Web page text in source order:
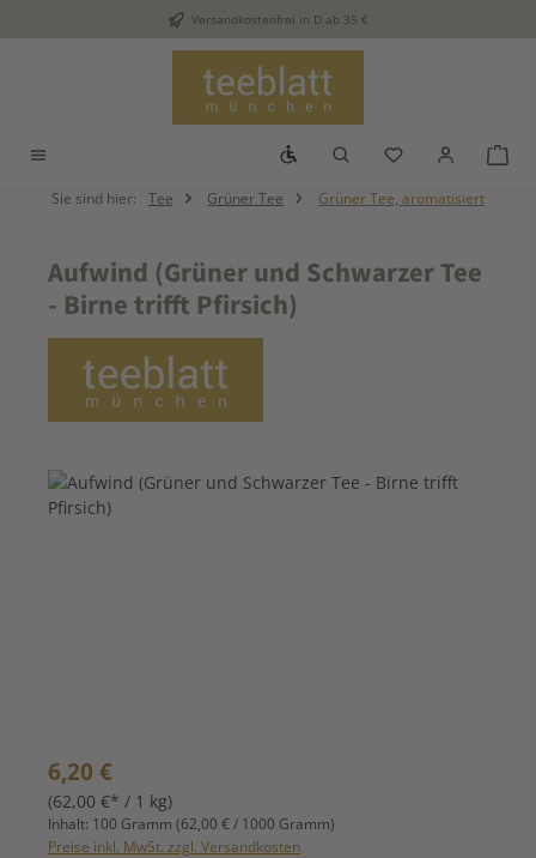
Zum Hauptinhalt springenVersandkostenfrei in D ab 35 €
Werkzeugleiste anzeigen
Du hast 0
Sie sind hier: Tee Grüner Tee Grüner Tee, aromatisiert
Aufwind (Grüner und Schwarzer Tee
- Birne trifft Pfirsich)
Bildergalerie überspringen
Regulärer Preis:
6,20 €
(62,00 €* / 1 kg)
Inhalt: 100 Gramm (62,00 € / 1000 Gramm)
Preise inkl. MwSt. zzgl. Versandkosten